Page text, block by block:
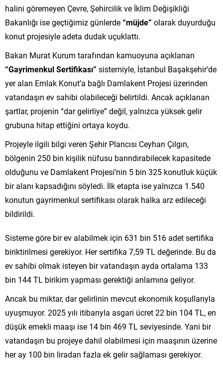
halini göremeyen Çevre, Şehircilik ve İklim Değişikliği
Bakanlığı ise geçtiğimiz günlerde“müjde” olarak duyurduğu
konut projesiyle adeta dudak uçuklattı.
Bakan Murat Kurum tarafından kamuoyuna açıklanan
“Gayrimenkul Sertifikası” sistemiyle, İstanbul Başakşehir’de
yer alan Emlak Konut’a bağlı Damlakent Projesi üzerinden
vatandaşın ev sahibi olabileceği belirtildi. Ancak açıklanan
şartlar, projenin “dar gelirliye” değil, yalnızca yüksek gelir
grubuna hitap ettiğini ortaya koydu.
Projeyle ilgili bilgi veren Şehir Plancısı Ceyhan Çılgın,
bölgenin 250 bin kişilik nüfusu barındırabilecek kapasitede
olduğunu ve Damlakent Projesi’nin 5 bin 325 konutluk küçük
bir alanı kapsadığını söyledi. İlk etapta ise yalnızca 1.540
konutun gayrimenkul sertifikası olarak halka arz edileceği
bildirildi.
Sisteme göre bir ev alabilmek için 631 bin 516 adet sertifika
biriktirilmesi gerekiyor. Her sertifika 7,59 TL değerinde. Bu da
ev sahibi olmak isteyen bir vatandaşın ayda ortalama 133
bin 144 TL birikim yapması gerektiği anlamına geliyor.
Ancak bu miktar, dar gelirlinin mevcut ekonomik koşullarıyla
uyuşmuyor. 2025 yılı itibarıyla asgari ücret 22 bin 104 TL, en
düşük emekli maaşı ise 14 bin 469 TL seviyesinde. Yani bir
vatandaşın bu projeye dahil olabilmesi için maaşının üzerine
her ay 100 bin liradan fazla ek gelir sağlaması gerekiyor.